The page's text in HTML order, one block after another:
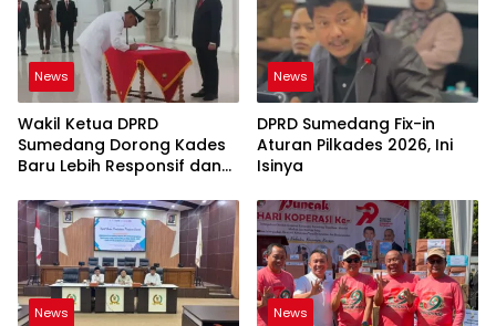
News
Wakil Ketua DPRD
Sumedang Dorong Kades
Baru Lebih Responsif dan
News
DPRD Sumedang Fix-in
Aturan Pilkades 2026, Ini
Isinya
News News